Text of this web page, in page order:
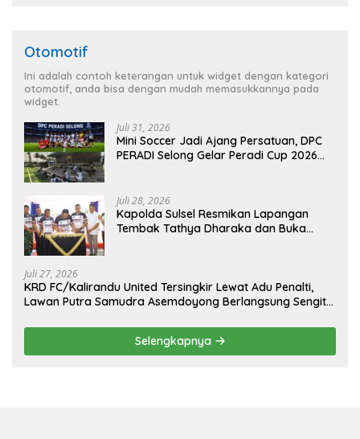
Otomotif
Ini adalah contoh keterangan untuk widget dengan kategori
otomotif, anda bisa dengan mudah memasukkannya pada
widget.
Juli 31, 2026
Mini Soccer Jadi Ajang Persatuan, DPC
PERADI Selong Gelar Peradi Cup 2026
Juli 28, 2026
Kapolda Sulsel Resmikan Lapangan
Tembak Tathya Dharaka dan Buka
Juli 27, 2026
KRD FC/Kalirandu United Tersingkir Lewat Adu Penalti,
Lawan Putra Samudra Asemdoyong Berlangsung Sengit
Selengkapnya